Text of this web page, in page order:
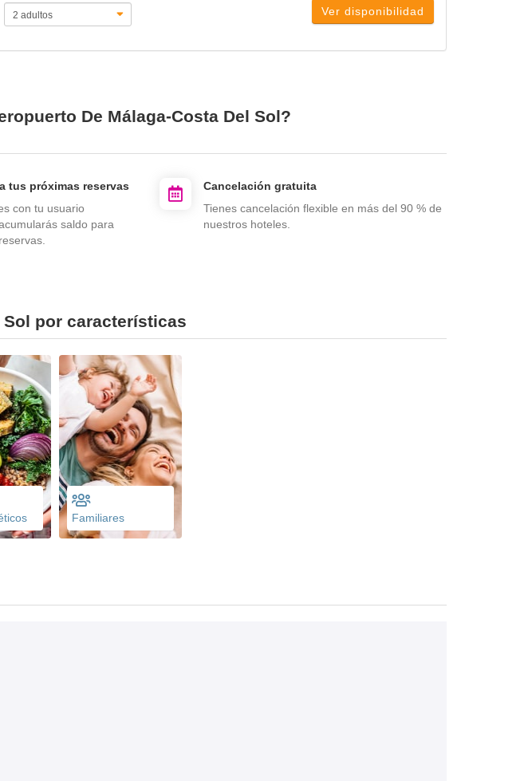
Ver disponibilidad
De Málaga-Costa Del Sol?
tus próximas reservas
con tu usuario
saldo para
Cancelación gratuita
Tienes cancelación flexible en más del 90 % de
nuestros hoteles.
Sol por características
Familiares